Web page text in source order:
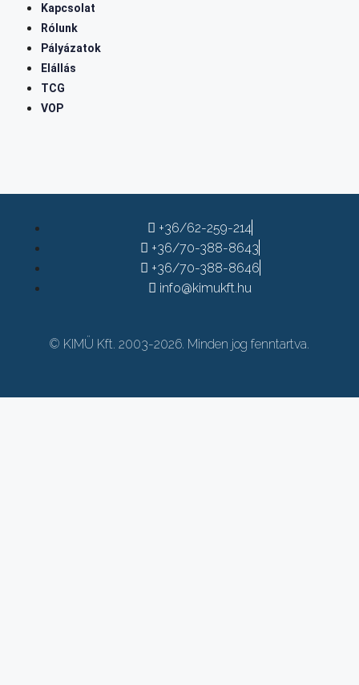
Kapcsolat
Rólunk
Pályázatok
Elállás
TCG
VOP
© KIMÜ Kft. 2003-2026. Minden jog fenntartva.
+36/62-259-214
+36/70-388-8643
+36/70-388-8646
info@kimukft.hu